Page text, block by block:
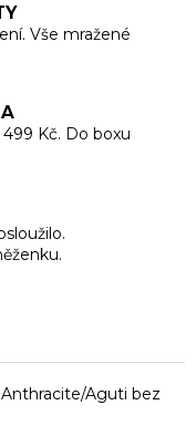
Vše mražené
Kč. Do boxu
Aguti bez